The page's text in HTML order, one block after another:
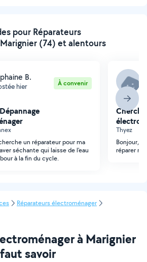
pour Réparateurs
(74) et alentours
B.
hier À convenir
un réparateur pour ma
séchante qui laisse de l'eau
à la fin du cycle.
Thyez
Bonjour,
réparer
Réparateurs électroménager
à Marignier
savoir